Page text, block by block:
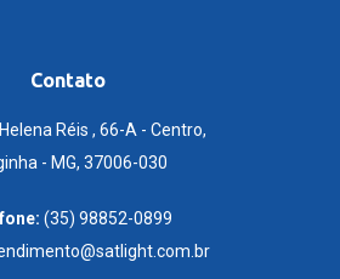
Contato
Réis , 66-A - Centro,
- MG, 37006-030
(35) 98852-0899